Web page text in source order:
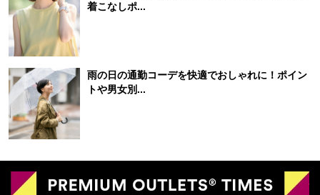
着こなしポ...
雨の日の通勤コーデを快適でおしゃれに！ポイン
トや男女別...